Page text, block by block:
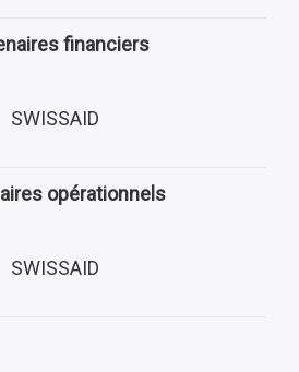
financiers
SWISSAID
opérationnels
SWISSAID